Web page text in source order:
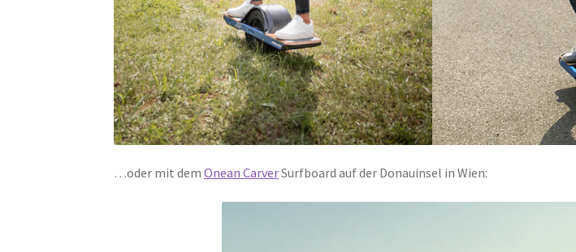
…oder mit demOnean CarverSurfboard auf der Donauinsel in Wien: